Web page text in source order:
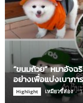
“ขนมถ้วย” หมาอัจฉ
อย่างเพื่อแบ่งเบาภา
Highlight เหมียวขี้ส่อง -